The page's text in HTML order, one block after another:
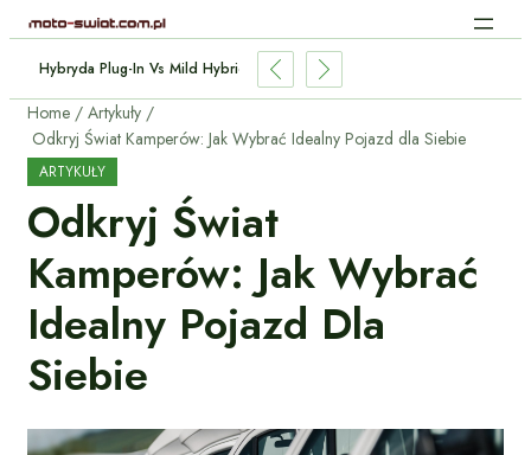
Hybryda Plug-In Vs Mild Hybrid: Którą Wybrać I Dlaczego?
Home
Artykuły
Odkryj Świat Kamperów: Jak Wybrać Idealny Pojazd dla Siebie
ARTYKUŁY
Odkryj Świat
Kamperów: Jak Wybrać
Idealny Pojazd Dla
Siebie